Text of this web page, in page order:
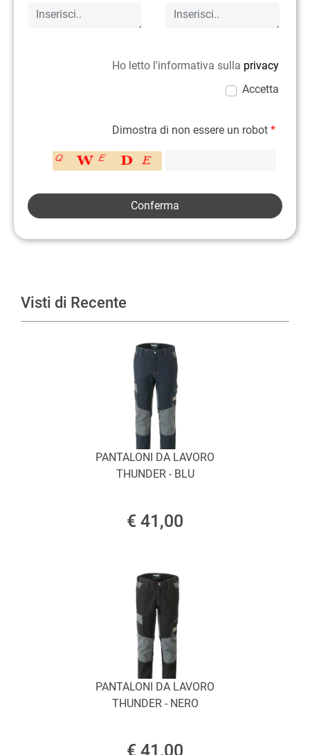
Ho letto l'informativa sulla privacy
Accetta
Dimostra di non essere un robot *
Visti di Recente
PANTALONI DA LAVORO
THUNDER - BLU
€ 41,00
PANTALONI DA LAVORO
THUNDER - NERO
€ 41,00